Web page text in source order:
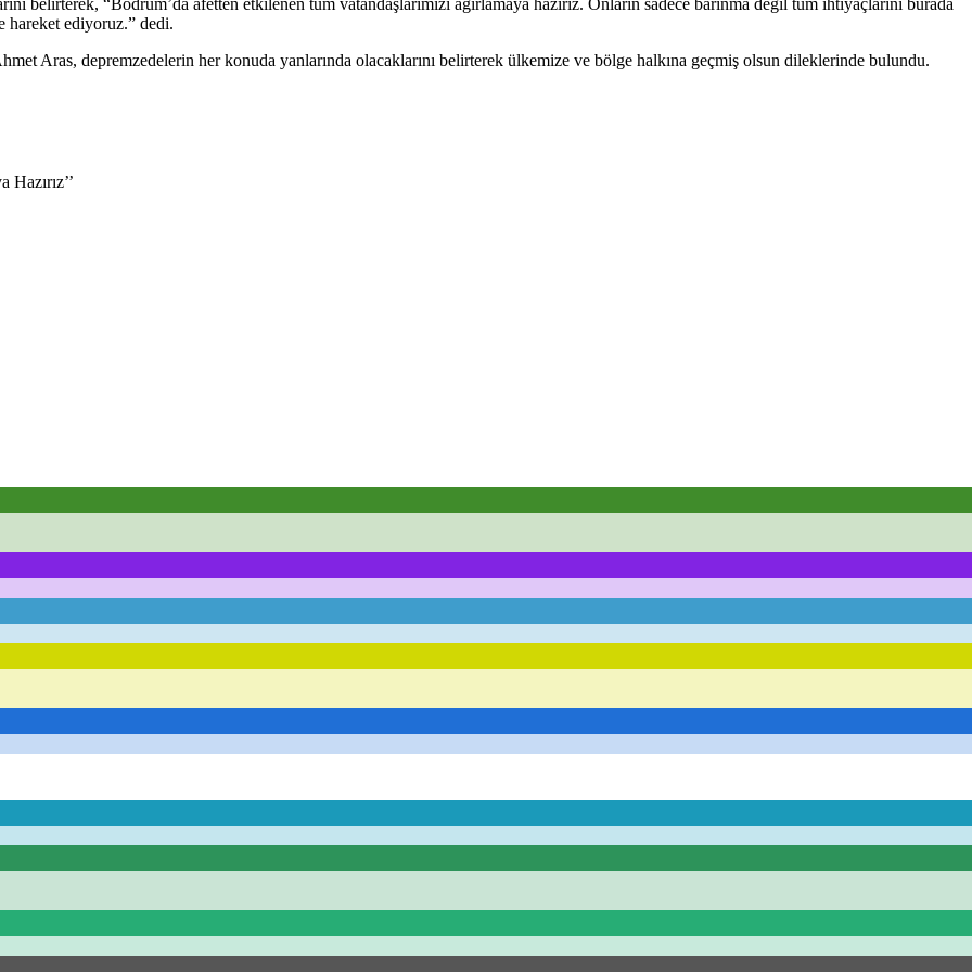
hareket ediyoruz.” dedi.
Aras, depremzedelerin her konuda yanlarında olacaklarını belirterek ülkemize ve bölge halkına geçmiş olsun dileklerinde bulundu.